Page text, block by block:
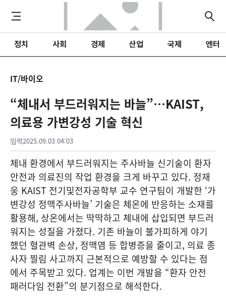
정치 사회 경제 산업 국제 엔터
IT/바이오
“체내서 부드러워지는 바늘”…KAIST,
의료용 가변강성 기술 혁신
입력2025.09.03 04:03
체내 환경에서 부드러워지는 주사바늘 신기술이 환자
안전과 의료진의 작업 환경을 크게 바꾸고 있다. 정재
웅 KAIST 전기및전자공학부 교수 연구팀이 개발한 ‘가
변강성 정맥주사바늘’ 기술은 체온에 반응하는 소재를
활용해, 상온에서는 딱딱하고 체내에 삽입되면 부드러
워지는 성질을 가졌다. 기존 바늘이 불가피하게 야기
했던 혈관벽 손상, 정맥염 등 합병증을 줄이고, 의료 종
사자 찔림 사고까지 근본적으로 예방할 수 있다는 점
에서 주목받고 있다. 업계는 이번 개발을 “환자 안전
패러다임 전환”의 분기점으로 해석한다.